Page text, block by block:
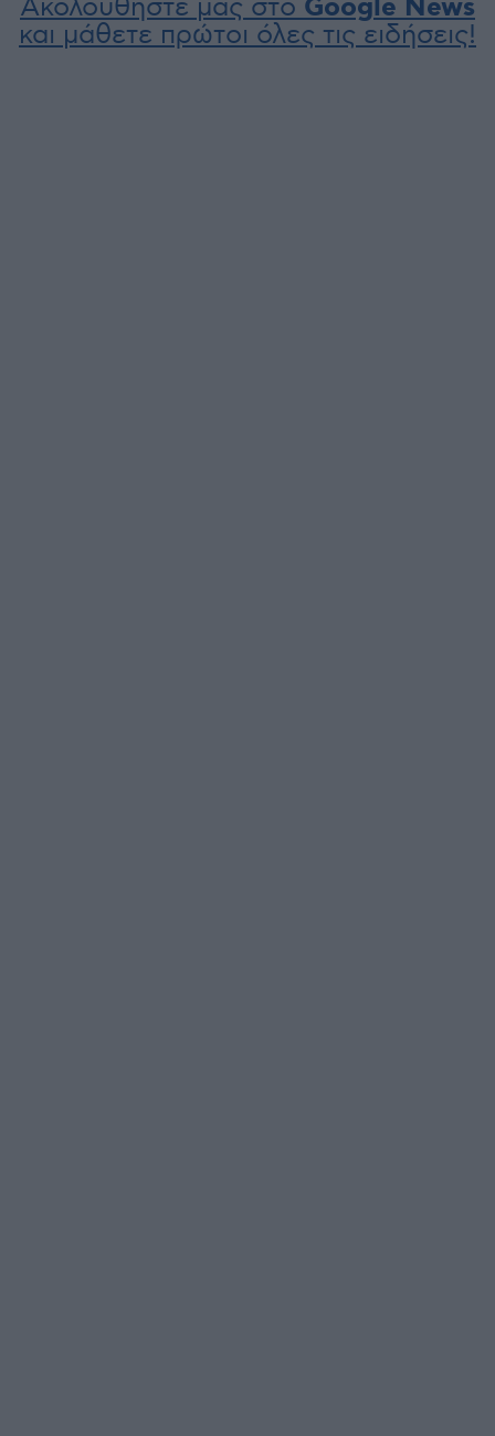
Ακολουθήστε μας στο Google News
και μάθετε πρώτοι όλες τις ειδήσεις!